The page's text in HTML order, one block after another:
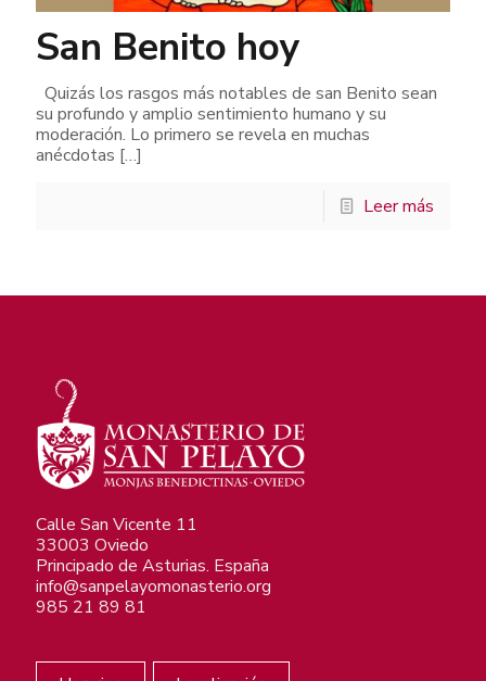
San Benito hoy
Quizás los rasgos más notables de san Benito sean
su profundo y amplio sentimiento humano y su
moderación. Lo primero se revela en muchas
anécdotas […]
Leer más
Calle San Vicente 11
33003 Oviedo
Principado de Asturias. España
info@sanpelayomonasterio.org
985 21 89 81